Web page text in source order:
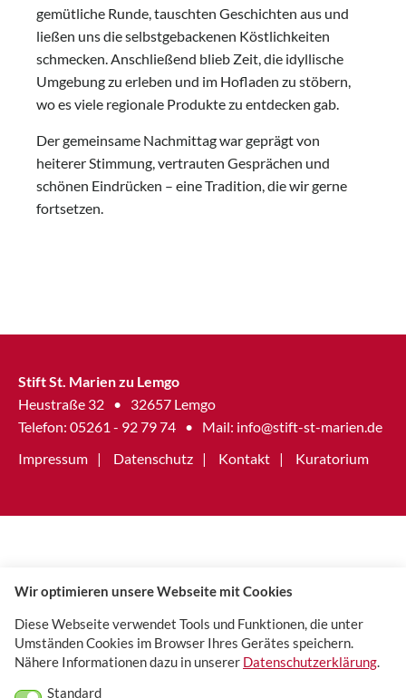
gemütliche Runde, tauschten Geschichten aus und
ließen uns die selbstgebackenen Köstlichkeiten
schmecken. Anschließend blieb Zeit, die idyllische
Umgebung zu erleben und im Hofladen zu stöbern,
wo es viele regionale Produkte zu entdecken gab.
Der gemeinsame Nachmittag war geprägt von
heiterer Stimmung, vertrauten Gesprächen und
schönen Eindrücken – eine Tradition, die wir gerne
fortsetzen.
Stift St. Marien zu Lemgo
Heustraße 32
•
32657 Lemgo
Telefon: 05261 - 92 79 74
• Mail: info@stift-st-marien.de
Impressum
Datenschutz Kontakt Kuratorium
Wir optimieren unsere Webseite mit Cookies
Diese Webseite verwendet Tools und Funktionen, die unter
Umständen Cookies im Browser Ihres Gerätes speichern.
Nähere Informationen dazu in unserer Datenschutzerklärung.
Standard